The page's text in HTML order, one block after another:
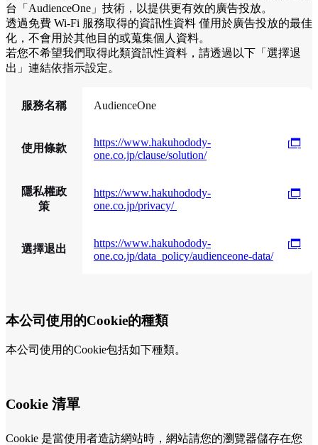
台「AudienceOne」技術，以提供更有效的廣告投放。
透過免費 Wi-Fi 服務取得的資訊性資料 僅用於廣告投放的最佳
化，不會用於其他目的或蒐集個人資料。
若您不希望我們取得此類資訊性資料，請透過以下「選擇退
出」連結依指示設定。
服務名稱 AudienceOne
使用條款
https://www.hakuhodody-
one.co.jp/clause/solution/
隱私權政
策
https://www.hakuhodody-
one.co.jp/privacy/
選擇退出
https://www.hakuhodody-
one.co.jp/data_policy/audienceone-data/
本公司使用的Cookie的種類
本公司使用的Cookie包括如下種類。
Cookie 清單
Cookie 是當使用者造訪網站時，網站請您的瀏覽器儲存在您